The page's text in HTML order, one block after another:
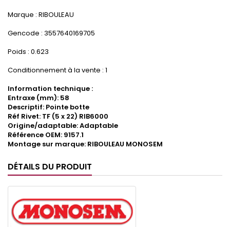
Marque : RIBOULEAU
Gencode : 3557640169705
Poids : 0.623
Conditionnement à la vente : 1
Information technique :
Entraxe (mm): 58
Descriptif: Pointe botte
Réf Rivet: TF (5 x 22) RIB6000
Origine/adaptable: Adaptable
Référence OEM: 9157.1
Montage sur marque: RIBOULEAU MONOSEM
DÉTAILS DU PRODUIT